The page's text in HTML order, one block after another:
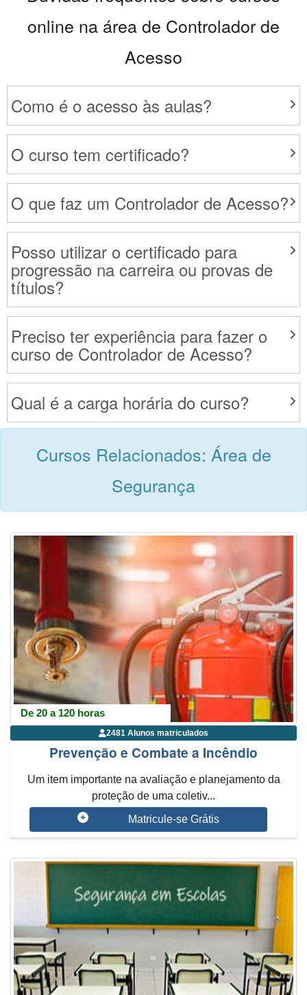
online na área de Controlador de
Acesso
Como é o acesso às aulas?
O curso tem certificado?
O que faz um Controlador de Acesso?
Posso utilizar o certificado para
progressão na carreira ou provas de
títulos?
Preciso ter experiência para fazer o
curso de Controlador de Acesso?
Qual é a carga horária do curso?
Cursos Relacionados: Área de
Segurança
De 20 a 120 horas
2481 Alunos matriculados
Prevenção e Combate a Incêndio
Um item importante na avaliação e planejamento da
proteção de uma coletiv...
Matricule-se Grátis